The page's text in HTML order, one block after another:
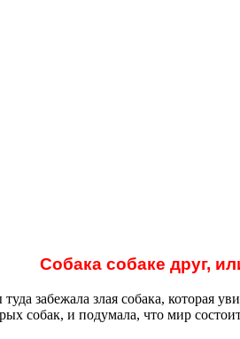
Собака собаке друг,
забежала злая собака, которая
собак, и подумала, что мир